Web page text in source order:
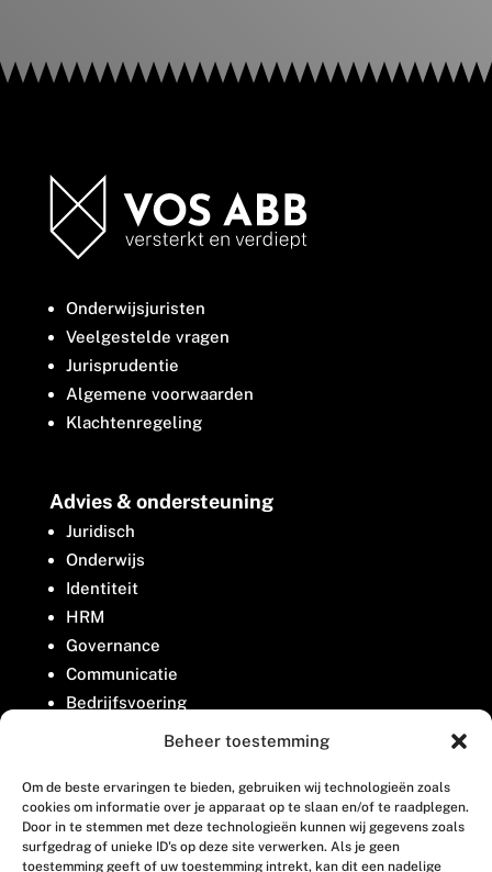
Beheer toestemming
Om de beste ervaringen te bieden, gebruiken wij technologieën zoals
cookies om informatie over je apparaat op te slaan en/of te raadplegen.
Door in te stemmen met deze technologieën kunnen wij gegevens zoals
surfgedrag of unieke ID's op deze site verwerken. Als je geen
toestemming geeft of uw toestemming intrekt, kan dit een nadelige
Onderwijsjuristen
Veelgestelde vragen
Jurisprudentie
Algemene voorwaarden
Klachtenregeling
Advies & ondersteuning
Juridisch
Onderwijs
Identiteit
HRM
Governance
Communicatie
Bedrijfsvoering
Belangenbehartiging
Contact
Houttuinlaan 8